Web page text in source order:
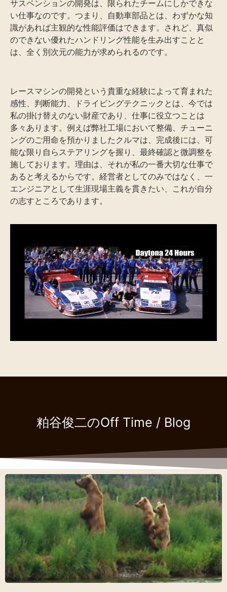
サスペンションの開発は、限られたチームにしかできな
い仕事なのです。つまり、自動車部品とは、わずかな知
識があれば主観的な性能評価はできます。されど、真似
のできない優れたハンドリング性能を生み出すことと
は、全く別次元の能力が求められるのです。
レースマシンの開発という貴重な経験によって育まれた
感性、判断能力、ドライビングテクニックとは、今では
私の掛け替えのない財産であり、仕事に役立つことは
多々あります。例えば弊社工場において整備、チューニ
ングのご用命を預かりましたクルマは、完成後には、可
能な限り自らステアリングを握り、最終確認と微調整を
施しております。理由は、それが私の一番大切な仕事で
あると考えるからです。経営者としてのみではなく、一
エンジニアとして生涯現場主義を貫きたい、これが自分
の志すところであります。
粕谷俊二のOff Time / Blog